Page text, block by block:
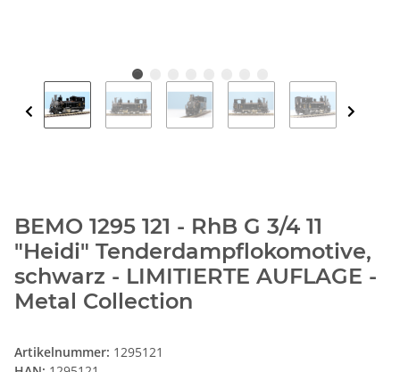
BEMO 1295 121 - RhB G 3/4 11
"Heidi" Tenderdampflokomotive,
schwarz - LIMITIERTE AUFLAGE -
Metal Collection
Artikelnummer: 1295121